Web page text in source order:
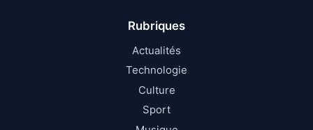
Rubriques
Actualités
Technologie
Culture
Sport